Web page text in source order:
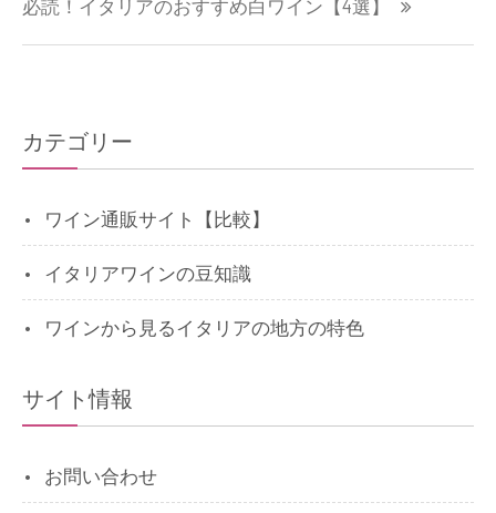
ナ
ビ
シ
必読！イタリアのおすすめ白ワイン【4選】
カテゴリー
ワイン通販サイト【比較】
イタリアワインの豆知識
ワインから見るイタリアの地方の特色
サイト情報
お問い合わせ